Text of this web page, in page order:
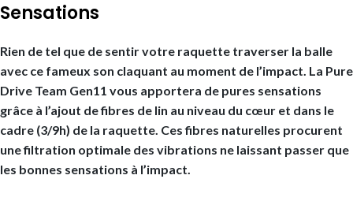
Sensations
Rien de tel que de sentir votre raquette traverser la balle
avec ce fameux son claquant au moment de l’impact. La Pure
Drive Team Gen11 vous apportera de pures sensations
grâce à l’ajout de fibres de lin au niveau du cœur et dans le
cadre (3/9h) de la raquette. Ces fibres naturelles procurent
une filtration optimale des vibrations ne laissant passer que
les bonnes sensations à l’impact.